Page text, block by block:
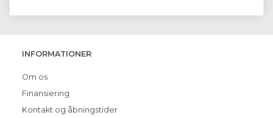
INFORMATIONER
Om os
Finansiering
Kontakt og åbningstider